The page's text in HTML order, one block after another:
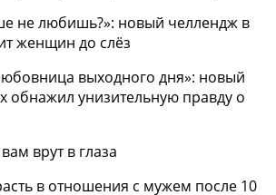
не любишь?»: новый челлендж в
женщин до слёз
выходного дня»: новый
обнажил унизительную правду о
врут в глаза
в отношения с мужем после 10